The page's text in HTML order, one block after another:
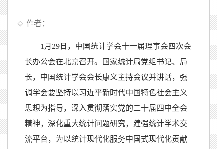
作者：
1月29日，中国统计学会十一届理事会四次会
长办公会在北京召开。国家统计局党组书记、局
长，中国统计学会会长康义主持会议并讲话，强
调学会要坚持以习近平新时代中国特色社会主义
思想为指导，深入贯彻落实党的二十届四中全会
精神，深化重大统计问题研究，建强统计学术交
流平台，为以统计现代化服务中国式现代化贡献